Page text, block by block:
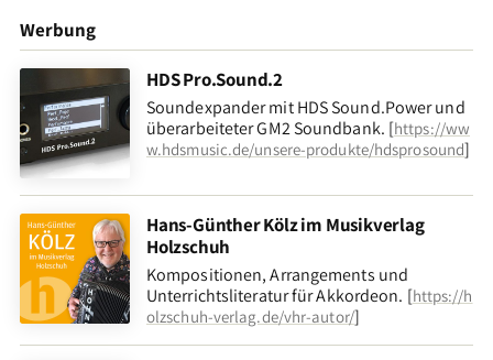
Werbung
HDS Pro.Sound.2
Soundexpander mit HDS Sound.Power und
überarbeiteter GM2 Soundbank. [https://ww
w.hdsmusic.de/unsere-produkte/hdsprosound]
Hans-Günther Kölz im Musikverlag
Holzschuh
Kompositionen, Arrangements und
Unterrichtsliteratur für Akkordeon. [https://h
olzschuh-verlag.de/vhr-autor/]